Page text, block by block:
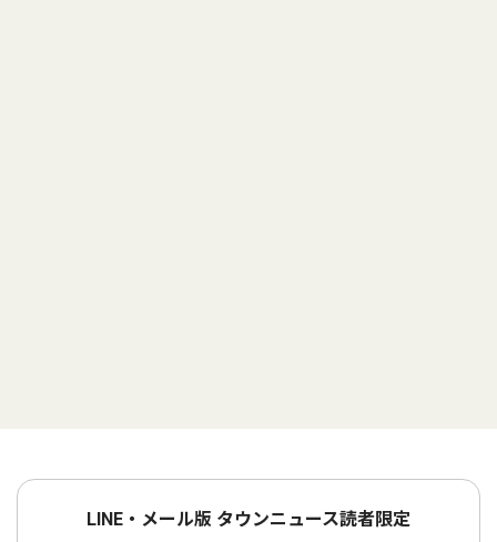
LINE・メール版 タウンニュース読者限定